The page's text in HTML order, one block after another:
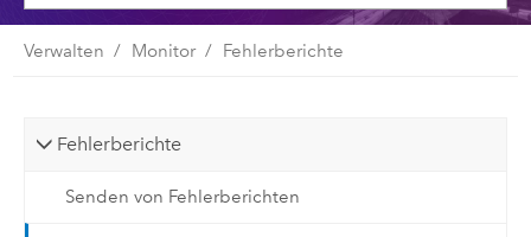
Verwalten Monitor Fehlerberichte
Fehlerberichte
Senden von Fehlerberichten